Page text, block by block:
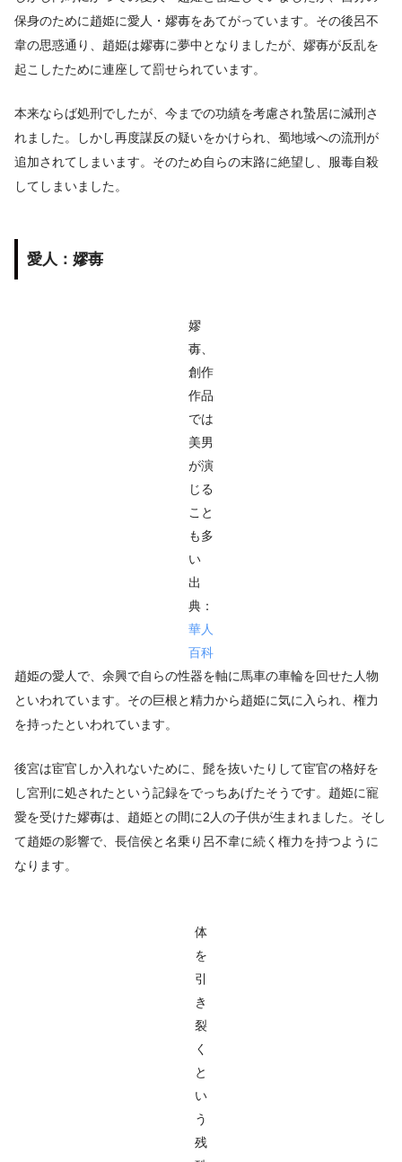
保身のために趙姫に愛人・嫪毐をあてがっています。その後呂不
韋の思惑通り、趙姫は嫪毐に夢中となりましたが、嫪毐が反乱を
起こしたために連座して罰せられています。
本来ならば処刑でしたが、今までの功績を考慮され蟄居に減刑さ
れました。しかし再度謀反の疑いをかけられ、蜀地域への流刑が
追加されてしまいます。そのため自らの末路に絶望し、服毒自殺
してしまいました。
愛人：嫪毐
嫪
毐、
創作
作品
では
美男
が演
じる
こと
も多
い
出
典：
華人
百科
趙姫の愛人で、余興で自らの性器を軸に馬車の車輪を回せた人物
といわれています。その巨根と精力から趙姫に気に入られ、権力
を持ったといわれています。
後宮は宦官しか入れないために、髭を抜いたりして宦官の格好を
し宮刑に処されたという記録をでっちあげたそうです。趙姫に寵
愛を受けた嫪毐は、趙姫との間に2人の子供が生まれました。そし
て趙姫の影響で、長信侯と名乗り呂不韋に続く権力を持つように
なります。
体
を
引
き
裂
く
と
い
う
残